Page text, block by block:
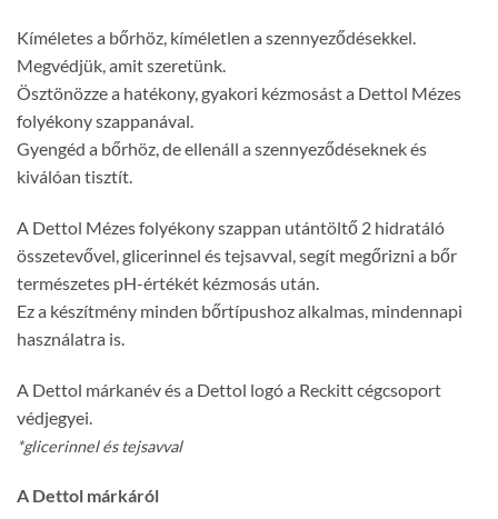
Kíméletes a bőrhöz, kíméletlen a szennyeződésekkel.
Megvédjük, amit szeretünk.
Ösztönözze a hatékony, gyakori kézmosást a Dettol Mézes
folyékony szappanával.
Gyengéd a bőrhöz, de ellenáll a szennyeződéseknek és
kiválóan tisztít.
A Dettol Mézes folyékony szappan utántöltő 2 hidratáló
összetevővel, glicerinnel és tejsavval, segít megőrizni a bőr
természetes pH-értékét kézmosás után.
Ez a készítmény minden bőrtípushoz alkalmas, mindennapi
használatra is.
A Dettol márkanév és a Dettol logó a Reckitt cégcsoport
védjegyei.
*glicerinnel és tejsavval
A Dettol márkáról